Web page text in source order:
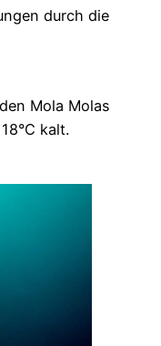
durch die
Mola Molas
kalt.